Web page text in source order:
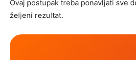
Ovaj postupak treba ponavljati sve
željeni rezultat.